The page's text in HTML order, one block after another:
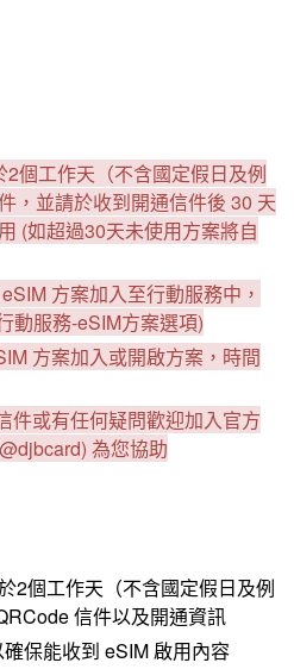
個工作天（不含國定假日及例
，並請於收到開通信件後 30 天
(如超過30天未使用方案將自
方案加入至行動服務中，
動服務-eSIM方案選項)
方案加入或開啟方案，時間
件或有任何疑問歡迎加入官方
為您協助
2個工作天（不含國定假日及例
信件以及開通資訊
保能收到 eSIM 啟用內容